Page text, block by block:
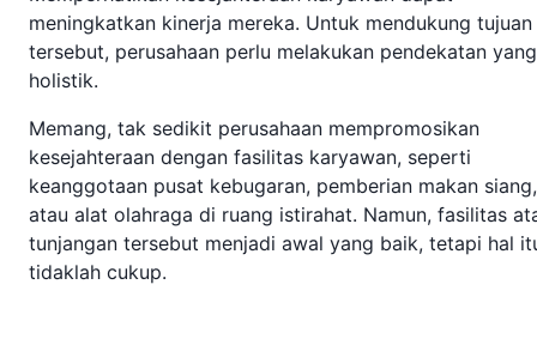
meningkatkan kinerja mereka. Untuk mendukung tujuan
tersebut, perusahaan perlu melakukan pendekatan yang
holistik.
Memang, tak sedikit perusahaan mempromosikan
kesejahteraan dengan fasilitas karyawan, seperti
keanggotaan pusat kebugaran, pemberian makan siang,
atau alat olahraga di ruang istirahat. Namun, fasilitas
tunjangan tersebut menjadi awal yang baik, tetapi hal
tidaklah cukup.